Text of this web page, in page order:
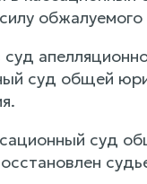
обжалуемого
суд общей
суд